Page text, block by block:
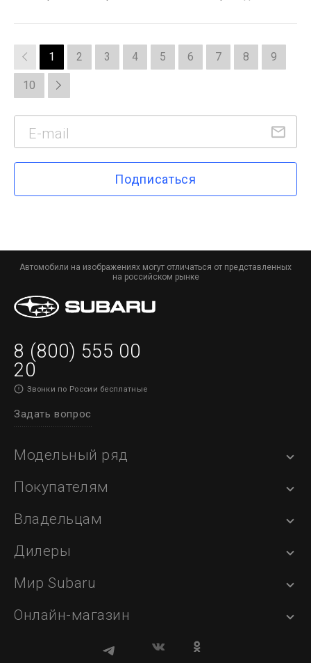
1 2 3 4 5 6 7 8 9
10
Подписаться
Автомобили на изображениях могут отличаться от представленных
на российском рынке
8 (800) 555 00
20
Звонки по России бесплатные
Задать вопрос
Модельный ряд
Покупателям
Владельцам
Дилеры
Мир Subaru
Онлайн-магазин